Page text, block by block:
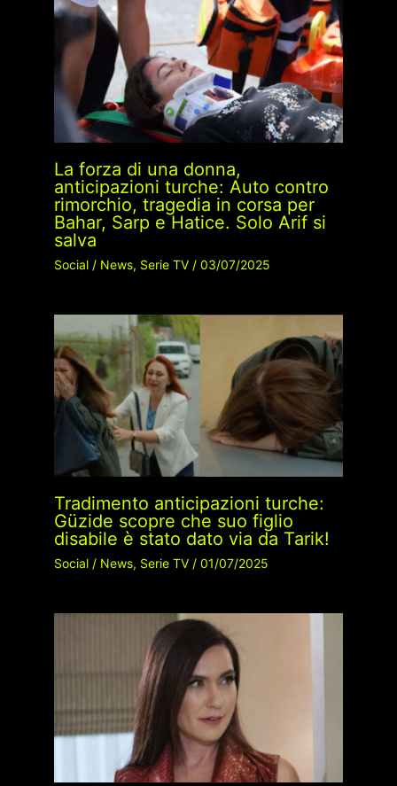
La forza di una donna,
anticipazioni turche: Auto contro
rimorchio, tragedia in corsa per
Bahar, Sarp e Hatice. Solo Arif si
salva
Social/ News, Serie TV/ 03/07/2025
Tradimento anticipazioni turche:
Güzide scopre che suo figlio
disabile è stato dato via da Tarik!
Social/ News, Serie TV/ 01/07/2025